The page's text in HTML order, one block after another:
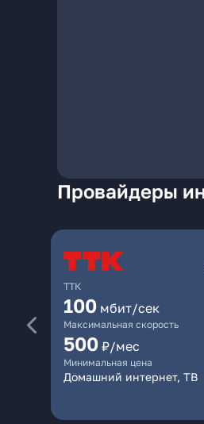
Провайдеры
ТТК
100 мбит/сек
Максимальная скорость
500 ₽/мес
Минимальная цена
Домашний интернет, ТВ